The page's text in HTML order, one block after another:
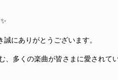
にありがとうございます。
、多くの楽曲が皆さまに愛されて